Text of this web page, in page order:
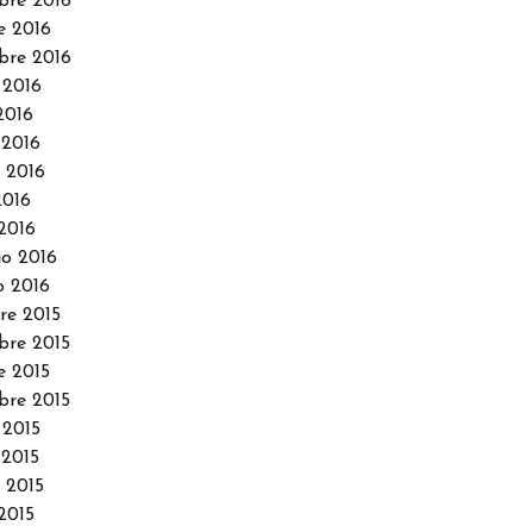
2016
2016
2016
2016
2016
2015
2015
2015
2015